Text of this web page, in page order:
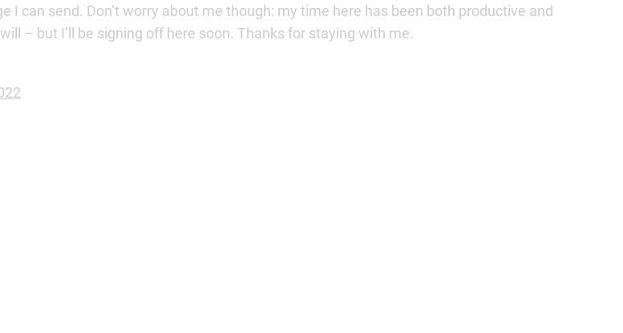
I can send. Don’t worry about me though: my time here has been both productive and
– but I’ll be signing off here soon. Thanks for staying with me.